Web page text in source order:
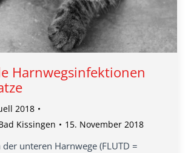
Harnwegsinfektionen
2018
Kissingen 15. November 2018
unteren Harnwege (FLUTD =